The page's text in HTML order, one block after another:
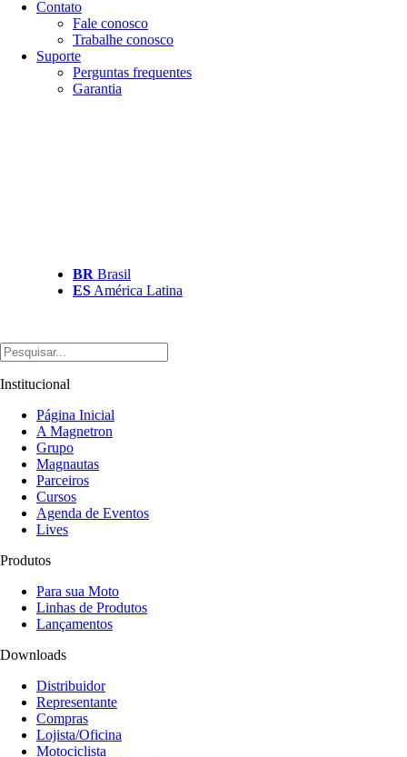
Contato
Fale conosco
Trabalhe conosco
Suporte
Perguntas frequentes
Garantia
BR Brasil
ES América Latina
Institucional
Página Inicial
A Magnetron
Grupo
Magnautas
Parceiros
Cursos
Agenda de Eventos
Lives
Produtos
Para sua Moto
Linhas de Produtos
Lançamentos
Downloads
Distribuidor
Representante
Compras
Lojista/Oficina
Motociclista